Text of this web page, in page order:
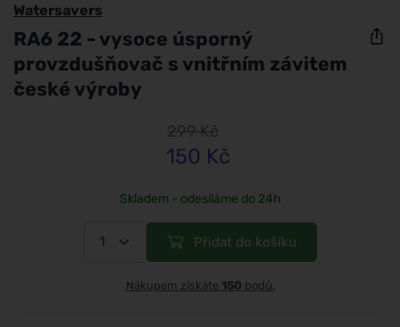
Watersavers
RA6 22 - vysoce úsporný
provzdušňovač s vnitřním závitem
české výroby
299 Kč
150 Kč
Skladem - odesíláme do 24h
Přidat do košíku
Nákupem získáte 150 bodů.